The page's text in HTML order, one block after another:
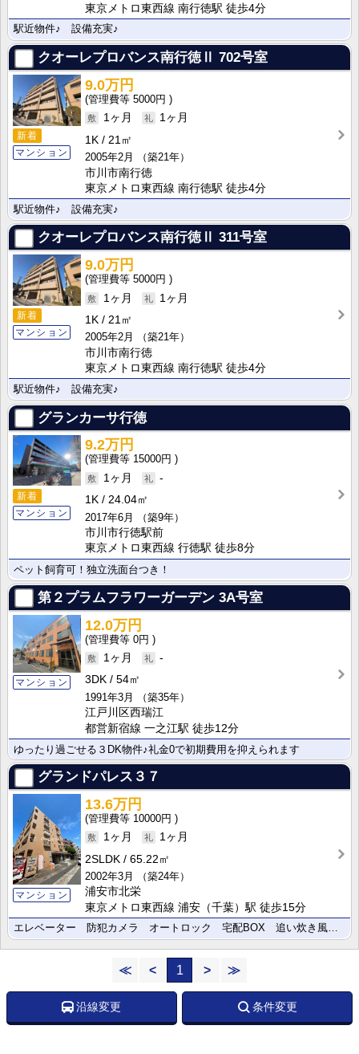
東京メトロ東西線 南行徳駅 徒歩4分
駅近物件♪ 設備充実♪
クオーレプロバンス南行徳Ⅱ 702号室
新着
マンション
9.0万円
5000円
1ヶ月
1ヶ月
1K
21㎡
2005年2月
（築21年）
市川市南行徳
東京メトロ東西線 南行徳駅 徒歩4分
駅近物件♪ 設備充実♪
クオーレプロバンス南行徳Ⅱ 311号室
新着
マンション
9.0万円
5000円
1ヶ月
1ヶ月
1K
21㎡
2005年2月
（築21年）
市川市南行徳
東京メトロ東西線 南行徳駅 徒歩4分
駅近物件♪ 設備充実♪
グランカーサ行徳
新着
マンション
9.2万円
15000円
1ヶ月
-
1K
24.04㎡
2017年6月
（築9年）
市川市行徳駅前
東京メトロ東西線 行徳駅 徒歩8分
ペット飼育可！独立洗面台つき！
第２プラムフラワーガーデン 3A号室
マンション
12.0万円
0円
1ヶ月
-
3DK
54㎡
1991年3月
（築35年）
江戸川区西瑞江
都営新宿線 一之江駅 徒歩12分
ゆったり過ごせる３DK物件♪礼金0で初期費用を抑えられます
グランドパレス３７
マンション
13.6万円
10000円
1ヶ月
1ヶ月
2SLDK
65.22㎡
2002年3月
（築24年）
浦安市北栄
東京メトロ東西線 浦安（千葉）駅 徒歩15分
エレベーター 防犯カメラ オートロック 宅配BOX 追い炊き風呂 ３口システムキッチン
≪ < 1 > ≫
沿線変更 条件変更